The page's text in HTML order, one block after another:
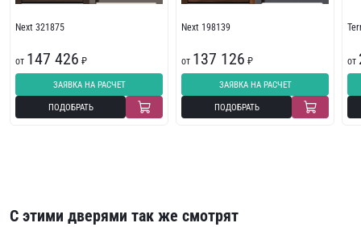
Next 321875
от 147 426 ₽
ЗАЯВКА НА РАСЧЕТ
ПОДОБРАТЬ
Next 198139
от 137 126 ₽
ЗАЯВКА НА РАСЧЕТ
ПОДОБРАТЬ
от
С этими дверями так же смотрят